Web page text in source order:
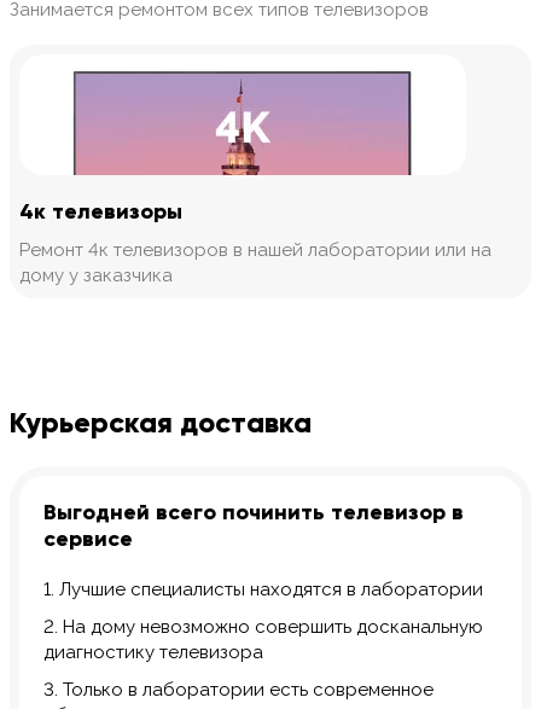
Занимается ремонтом всех типов телевизоров
4к телевизоры
Ремонт 4к телевизоров в нашей лаборатории или на
дому у заказчика
Курьерская доставка
Выгодней всего починить телевизор в
сервисе
1. Лучшие специалисты находятся в лаборатории
2. На дому невозможно совершить досканальную
диагностику телевизора
3. Только в лаборатории есть современное